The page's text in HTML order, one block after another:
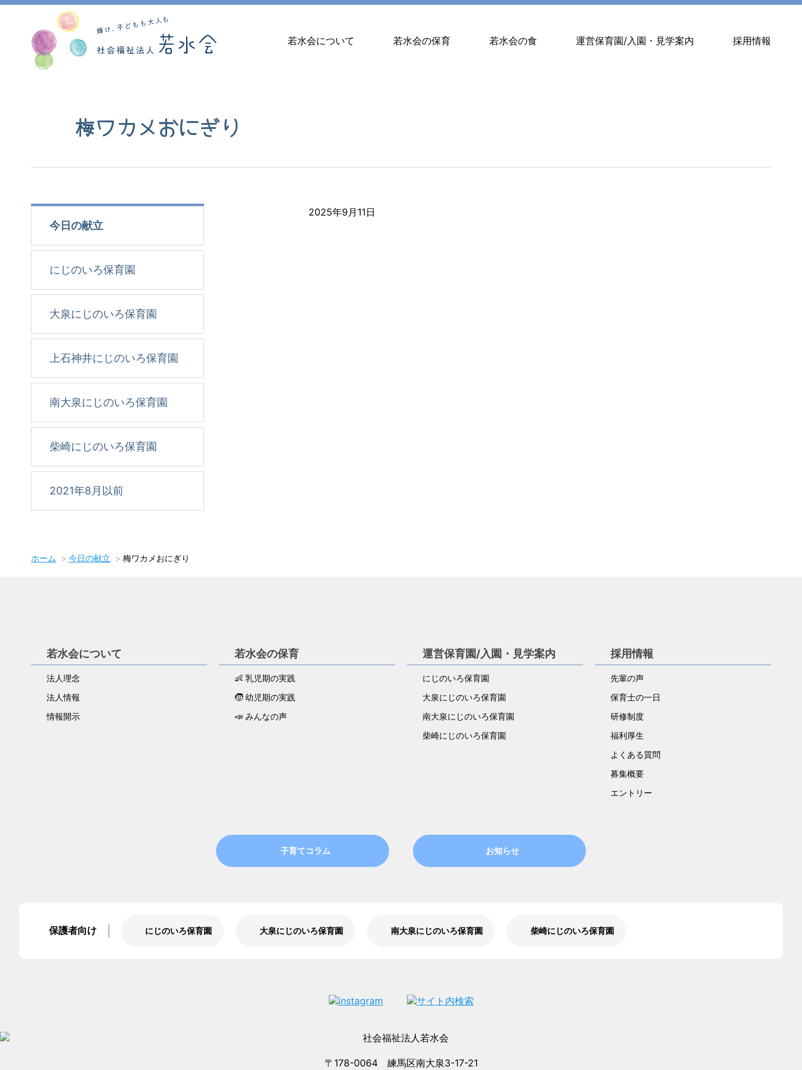
若水会について 若水会の保育 若水会の食 運営保育園/入園・見学案内 採用情報
梅ワカメおにぎり
2025年9月11日
今日の献立
にじのいろ保育園
大泉にじのいろ保育園
上石神井にじのいろ保育園
南大泉にじのいろ保育園
柴崎にじのいろ保育園
2021年8月以前
ホーム 今日の献立 梅ワカメおにぎり
若水会について
法人理念
法人情報
情報開示
若水会の保育
👶 乳児期の実践
🧒 幼児期の実践
📣 みんなの声
運営保育園/入園・見学案内
にじのいろ保育園
大泉にじのいろ保育園
南大泉にじのいろ保育園
柴崎にじのいろ保育園
採用情報
先輩の声
保育士の一日
研修制度
福利厚生
よくある質問
募集概要
エントリー
子育てコラム お知らせ
保護者向け にじのいろ保育園 大泉にじのいろ保育園 南大泉にじのいろ保育園 柴崎にじのいろ保育園
〒178-0064 練馬区南大泉3-17-21